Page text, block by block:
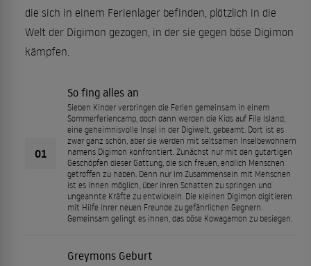
die sich in einem Ferienlager befinden, plötzlich in die
Welt der Digimon gezogen, in der sie gegen böse Digimon
kämpfen.
01
So fing alles an
Sieben Kinder verbringen die Ferien gemeinsam in einem
Sommerferiencamp, doch dann werden die Kids auf File Island,
eine geheimnisvolle Insel in der Digiwelt, gebeamt. Dort ist es
zwar ganz schön, aber sie werden mit seltsamen Inselbewohnern
namens Digimon konfrontiert. Zunächst nur mit den gutartigen
Geschöpfen dieser Gattung, die sich freuen, endlich Menschen
getroffen zu haben. Denn nur im Zusammensein mit Menschen
ist es ihnen möglich, über ihren Schatten zu springen und
ungeahnte Kräfte zu entwickeln. Die kleinen Digimon digitieren
mit Hilfe ihrer neuen Freunde zu gefährlichen Gegnern.
Gemeinsam gelingt es ihnen, das böse Kowagamon zu besiegen.
Greymons Geburt